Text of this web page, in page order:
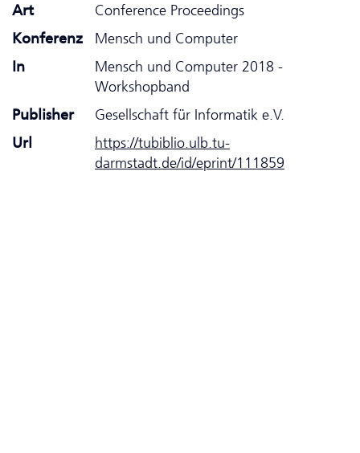
Art
Conference Proceedings
Konferenz
Mensch und Computer
In
Mensch und Computer 2018 -
Workshopband
Publisher
Gesellschaft für Informatik e.V.
Url
https://tubiblio.ulb.tu-
darmstadt.de/id/eprint/111859